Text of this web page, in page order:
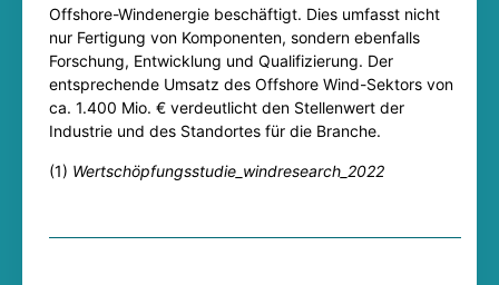
Offshore-Windenergie beschäftigt. Dies umfasst nicht
nur Fertigung von Komponenten, sondern ebenfalls
Forschung, Entwicklung und Qualifizierung. Der
entsprechende Umsatz des Offshore Wind-Sektors von
ca. 1.400 Mio. € verdeutlicht den Stellenwert der
Industrie und des Standortes für die Branche.
(1) Wertschöpfungsstudie_windresearch_2022